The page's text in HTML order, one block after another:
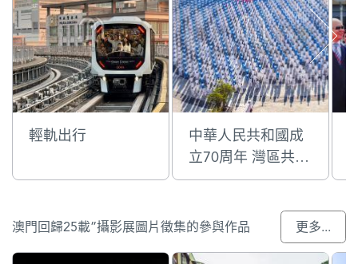
輕軌出行
中華人民共和國成
立70周年 灣區共融
一家親綜藝表演
澳門回歸25載”攝影展圖片徵集的參與作品 更多...